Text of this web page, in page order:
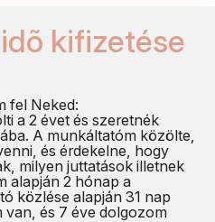
kifizetése
fel Neked:
a 2 évet és szeretnék
A munkáltatóm közölte,
és érdekelne, hogy
milyen juttatások illetnek
alapján 2 hónap a
közlése alapján 31 nap
és 7 éve dolgozom